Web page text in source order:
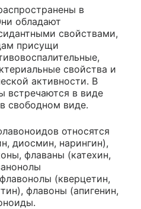
в
обладают
свойствами,
присущи
свойства и
активности. В
встречаются в виде
свободном виде.
относятся
диосмин, нарингин),
флаваны (катехин,
(кверцетин,
флавоны (апигенин,